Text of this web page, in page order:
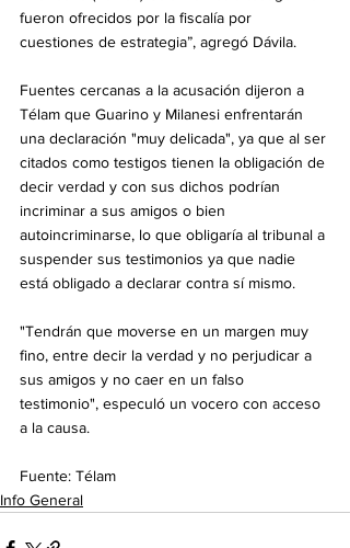
fueron ofrecidos por la fiscalía por
cuestiones de estrategia”, agregó Dávila.
Fuentes cercanas a la acusación dijeron a
Télam que Guarino y Milanesi enfrentarán
una declaración "muy delicada", ya que al ser
citados como testigos tienen la obligación de
decir verdad y con sus dichos podrían
incriminar a sus amigos o bien
autoincriminarse, lo que obligaría al tribunal a
suspender sus testimonios ya que nadie
está obligado a declarar contra sí mismo.
"Tendrán que moverse en un margen muy
fino, entre decir la verdad y no perjudicar a
sus amigos y no caer en un falso
testimonio", especuló un vocero con acceso
a la causa.
Fuente: Télam
Info General